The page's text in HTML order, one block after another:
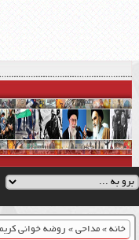
خانه» مداحی» روضه خوانی